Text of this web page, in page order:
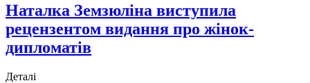
Наталка Земзюліна виступила
рецензентом видання про жінок-
дипломатів
Деталі